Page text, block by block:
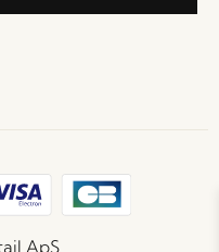
ApS